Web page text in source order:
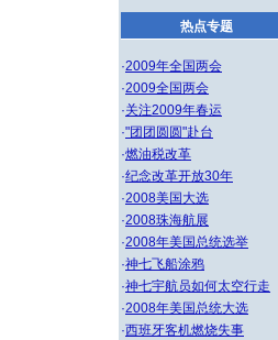
热点专题
·2009年全国两会
·2009全国两会
·关注2009年春运
·"团团圆圆"赴台
·燃油税改革
·纪念改革开放30年
·2008美国大选
·2008珠海航展
·2008年美国总统选举
·神七飞船涂鸦
·神七宇航员如何太空行走
·2008年美国总统大选
·西班牙客机燃烧失事